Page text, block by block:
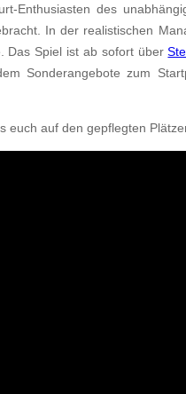
Enthusiasten des
In der realistischen
Das Spiel ist ab sofort über
Sonderangebote zum
euch auf den gepflegten